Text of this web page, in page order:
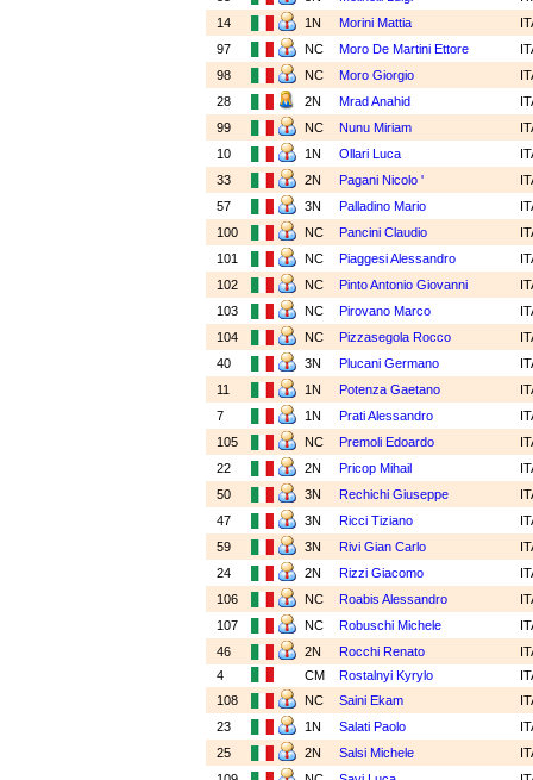
14
1N Morini Mattia
97
NC Moro De Martini Ettore
98
NC Moro Giorgio
28
2N Mrad Anahid
99
NC Nunu Miriam
10
1N Ollari Luca
33
2N Pagani Nicolo '
57
3N Palladino Mario
100
NC Pancini Claudio
101
NC Piaggesi Alessandro
102
NC Pinto Antonio Giovanni
103
NC Pirovano Marco
104
NC Pizzasegola Rocco
40
3N Plucani Germano
11
1N Potenza Gaetano
7
1N Prati Alessandro
105
NC Premoli Edoardo
22
2N Pricop Mihail
50
3N Rechichi Giuseppe
47
3N Ricci Tiziano
59
3N Rivi Gian Carlo
24
2N Rizzi Giacomo
106
NC Roabis Alessandro
107
NC Robuschi Michele
46
2N Rocchi Renato
4
CM Rostalnyi Kyrylo
108
NC Saini Ekam
23
1N Salati Paolo
25
2N Salsi Michele